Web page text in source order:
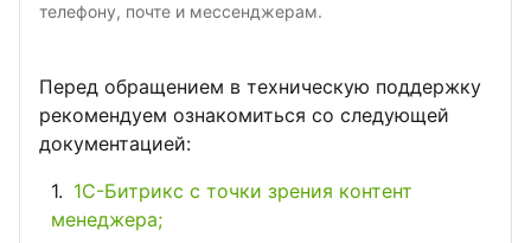
телефону, почте и мессенджерам.
Перед обращением в техническую поддержку
рекомендуем ознакомиться со следующей
документацией:
1С-Битрикс с точки зрения контент
менеджера;